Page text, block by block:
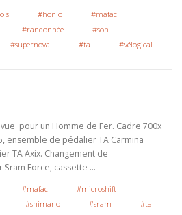
#honjo
#mafac
#randonnée
#son
#supernova #ta #vélogical
pour un Homme de Fer. Cadre 700x
ensemble de pédalier TA Carmina
TA Axix. Changement de
Force, cassette …
#mafac
#microshift
#shimano #sram #ta